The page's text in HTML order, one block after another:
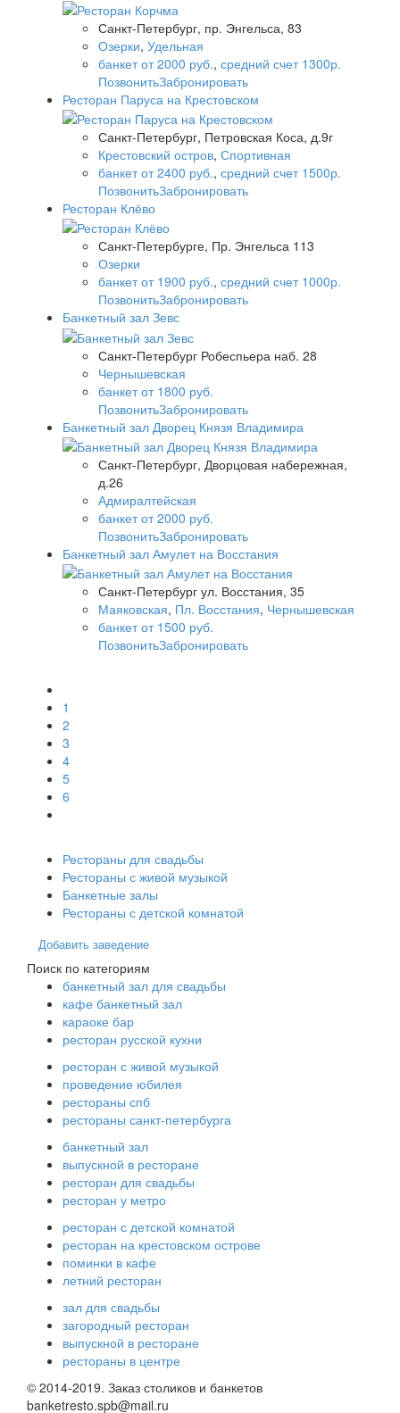
Санкт-Петербург, пр. Энгельса, 83
Озерки, Удельная
банкет от 2000 руб., средний счет 1300р.
ПозвонитьЗабронировать
Ресторан Паруса на Крестовском
Санкт-Петербург, Петровская Коса, д.9г
Крестовский остров, Спортивная
банкет от 2400 руб., средний счет 1500р.
ПозвонитьЗабронировать
Ресторан Клёво
Санкт-Петербурге, Пр. Энгельса 113
Озерки
банкет от 1900 руб., средний счет 1000р.
ПозвонитьЗабронировать
Банкетный зал Зевс
Санкт-Петербург Робеспьера наб. 28
Чернышевская
банкет от 1800 руб.
ПозвонитьЗабронировать
Банкетный зал Дворец Князя Владимира
Санкт-Петербург, Дворцовая набережная,
д.26
Адмиралтейская
банкет от 2000 руб.
ПозвонитьЗабронировать
Банкетный зал Амулет на Восстания
Санкт-Петербург ул. Восстания, 35
Маяковская, Пл. Восстания, Чернышевская
банкет от 1500 руб.
ПозвонитьЗабронировать
1
2
3
4
5
6
Рестораны для свадьбы
Рестораны с живой музыкой
Банкетные залы
Рестораны с детской комнатой
Добавить заведение
Поиск по категориям
банкетный зал для свадьбы
кафе банкетный зал
караоке бар
ресторан русской кухни
ресторан с живой музыкой
проведение юбилея
рестораны спб
рестораны санкт-петербурга
банкетный зал
выпускной в ресторане
ресторан для свадьбы
ресторан у метро
ресторан с детской комнатой
ресторан на крестовском острове
поминки в кафе
летний ресторан
зал для свадьбы
загородный ресторан
выпускной в ресторане
рестораны в центре
© 2014-2019. Заказ столиков и банкетов
banketresto.spb@mail.ru